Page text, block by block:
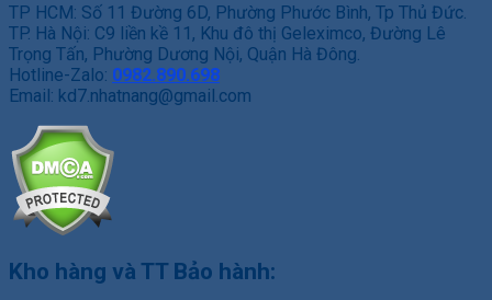
TP HCM: Số 11 Đường 6D, Phường Phước Bình, Tp Thủ Đức.
TP. Hà Nội: C9 liền kề 11, Khu đô thị Geleximco, Đường Lê
Trọng Tấn, Phường Dương Nội, Quận Hà Đông.
Hotline-Zalo: 0982.890.698
Email: kd7.nhatnang@gmail.com
Kho hàng và TT Bảo hành: